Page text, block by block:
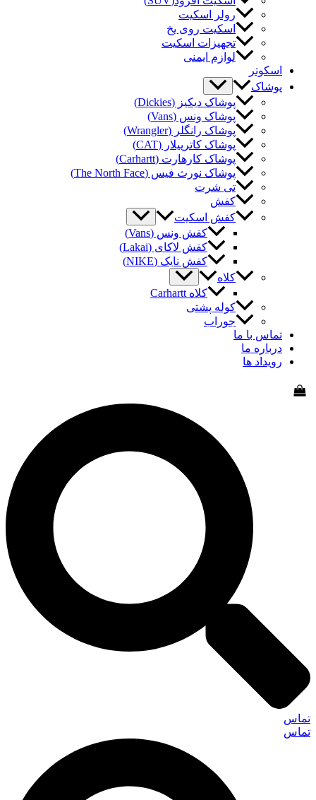
رولر اسکیت
اسکیت روی یخ
تجهیزات اسکیت
لوازم ایمنی
پوشاک دیکیز (Dickies)
پوشاک ونس (Vans)
پوشاک رانگلر (Wrangler)
پوشاک کاترپیلار (CAT)
پوشاک کارهارت (Carhartt)
پوشاک نورث فیس (The North Face)
تی شرت
کفش
کفش اسکیت
کفش ونس (Vans)
کفش لاکای (Lakai)
کفش نایک (NIKE)
کلاه
کلاه Carhartt
کوله پشتی
جوراب
با ما
ما
ها